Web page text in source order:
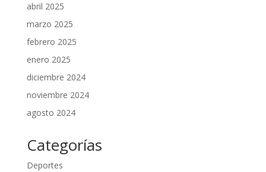
abril 2025
marzo 2025
febrero 2025
enero 2025
diciembre 2024
noviembre 2024
agosto 2024
Categorías
Deportes